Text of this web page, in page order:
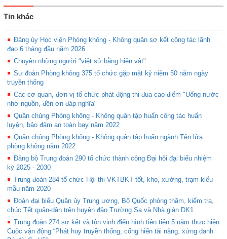
Tin khác
Đảng ủy Học viện Phòng không - Không quân sơ kết công tác lãnh
đạo 6 tháng đầu năm 2026
Chuyện những người "viết sử bằng hiện vật":
Sư đoàn Phòng không 375 tổ chức gặp mặt kỷ niệm 50 năm ngày
truyền thống
Các cơ quan, đơn vị tổ chức phát động thi đua cao điểm "Uống nước
nhớ nguồn, đền ơn đáp nghĩa"
Quân chủng Phòng không - Không quân tập huấn công tác huấn
luyện, bảo đảm an toàn bay năm 2022
Quân chủng Phòng không - Không quân tập huấn ngành Tên lửa
phòng không năm 2022
Đảng bộ Trung đoàn 290 tổ chức thành công Đại hội đại biểu nhiệm
kỳ 2025 - 2030
Trung đoàn 284 tổ chức Hội thi VKTBKT tốt, kho, xưởng, trạm kiểu
mẫu năm 2020
Đoàn đại biểu Quân ủy Trung ương, Bộ Quốc phòng thăm, kiểm tra,
chúc Tết quân-dân trên huyện đảo Trường Sa và Nhà giàn DK1
Trung đoàn 274 sơ kết và tôn vinh điển hình tiên tiến 5 năm thực hiện
Cuộc vận động “Phát huy truyền thống, cống hiến tài năng, xứng danh